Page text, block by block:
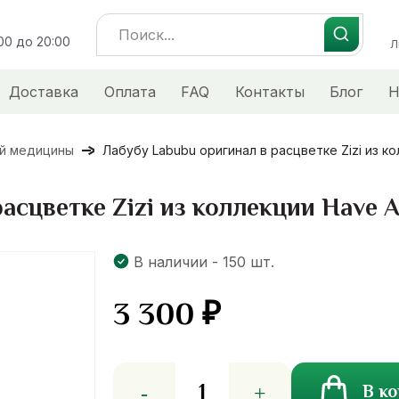
до 20:00
Search
for:
Доставка Оплата FAQ Контакты Блог
медицины Лабубу Labubu оригинал в расцветке Zizi из
Zizi из коллекции Have
В наличии - 150 шт.
3 300₽
товара
В